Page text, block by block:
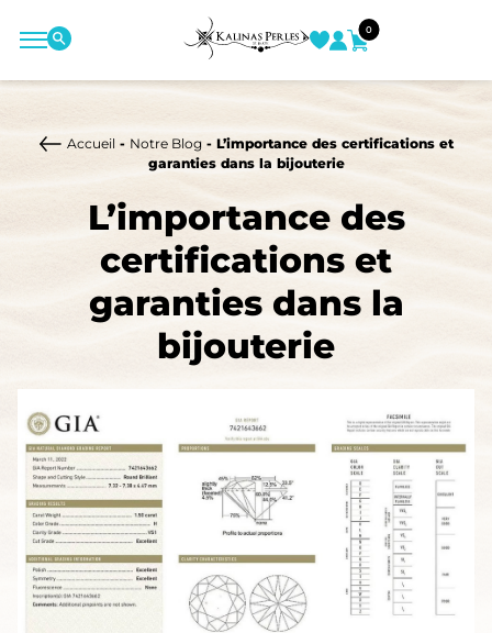
0
Accueil- Notre Blog- L’importance des certifications et
garanties dans la bijouterie
L’importance des
certifications et
garanties dans la
bijouterie